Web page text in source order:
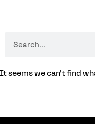
It seems we can't find